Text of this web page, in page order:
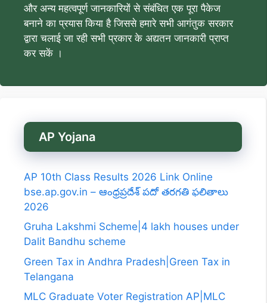
और अन्य महत्वपूर्ण जानकारियों से संबंधित एक पूरा पैकेज
बनाने का प्रयास किया है जिससे हमारे सभी आगंतुक सरकार
द्वारा चलाई जा रही सभी प्रकार के अद्यतन जानकारी प्राप्त
कर सकें ।
AP Yojana
AP 10th Class Results 2026 Link Online
bse.ap.gov.in – ఆంధ్రప్రదేశ్ పదో తరగతి ఫలితాలు
2026
Gruha Lakshmi Scheme|4 lakh houses under
Dalit Bandhu scheme
Green Tax in Andhra Pradesh|Green Tax in
Telangana
MLC Graduate Voter Registration AP|MLC